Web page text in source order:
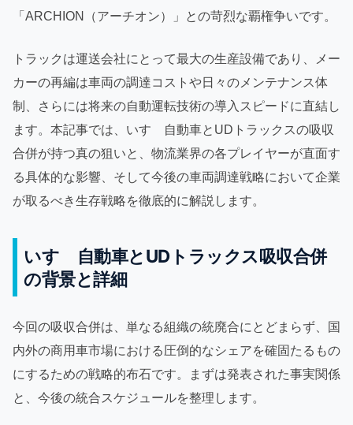
「ARCHION（アーチオン）」との苛烈な覇権争いです。
トラックは運送会社にとって最大の生産設備であり、メー
カーの再編は車両の調達コストや日々のメンテナンス体
制、さらには将来の自動運転技術の導入スピードに直結し
ます。本記事では、いすゞ自動車とUDトラックスの吸収
合併が持つ真の狙いと、物流業界の各プレイヤーが直面す
る具体的な影響、そして今後の車両調達戦略において企業
が取るべき生存戦略を徹底的に解説します。
いすゞ自動車とUDトラックス吸収合併
の背景と詳細
今回の吸収合併は、単なる組織の統廃合にとどまらず、国
内外の商用車市場における圧倒的なシェアを確固たるもの
にするための戦略的布石です。まずは発表された事実関係
と、今後の統合スケジュールを整理します。